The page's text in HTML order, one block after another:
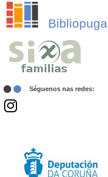
Bibliopuga
Séguenos nas redes: